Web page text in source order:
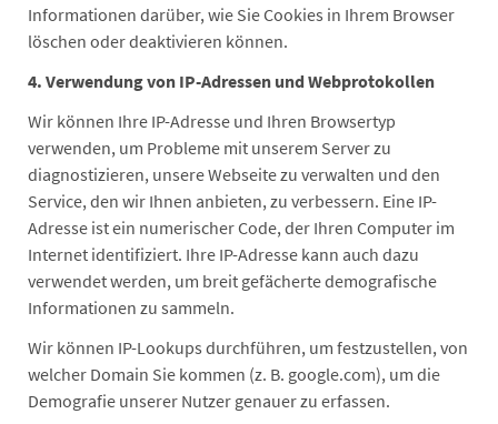
Informationen darüber, wie Sie Cookies in Ihrem Browser
löschen oder deaktivieren können.
4. Verwendung von IP-Adressen und Webprotokollen
Wir können Ihre IP-Adresse und Ihren Browsertyp
verwenden, um Probleme mit unserem Server zu
diagnostizieren, unsere Webseite zu verwalten und den
Service, den wir Ihnen anbieten, zu verbessern. Eine IP-
Adresse ist ein numerischer Code, der Ihren Computer im
Internet identifiziert. Ihre IP-Adresse kann auch dazu
verwendet werden, um breit gefächerte demografische
Informationen zu sammeln.
Wir können IP-Lookups durchführen, um festzustellen, von
welcher Domain Sie kommen (z. B. google.com), um die
Demografie unserer Nutzer genauer zu erfassen.